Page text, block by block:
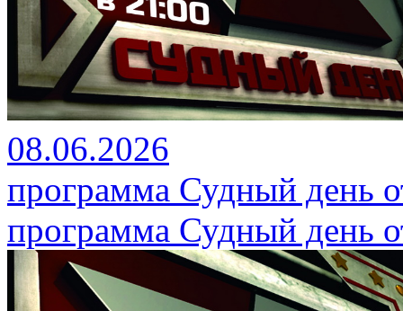
08.06.2026
программа Судный день
программа Судный день